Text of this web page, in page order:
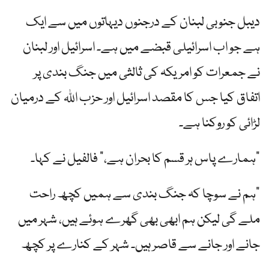
دیبل جنوبی لبنان کے درجنوں دیہاتوں میں سے ایک
ہے جو اب اسرائیلی قبضے میں ہے۔ اسرائیل اور لبنان
نے جمعرات کو امریکہ کی ثالثی میں جنگ بندی پر
اتفاق کیا جس کا مقصد اسرائیل اور حزب اللہ کے درمیان
لڑائی کو روکنا ہے۔
"ہمارے پاس ہر قسم کا بحران ہے،” فالفیل نے کہا۔
"ہم نے سوچا کہ جنگ بندی سے ہمیں کچھ راحت
ملے گی لیکن ہم ابھی بھی گھرے ہوئے ہیں، شہر میں
جانے اور جانے سے قاصر ہیں۔ شہر کے کنارے پر کچھ